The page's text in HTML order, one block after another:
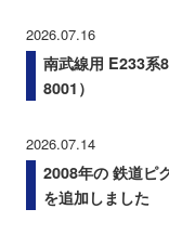
2026.07.16
南武線用 E233系
8001）
2026.07.14
2008年の 鉄道ピ
を追加しました